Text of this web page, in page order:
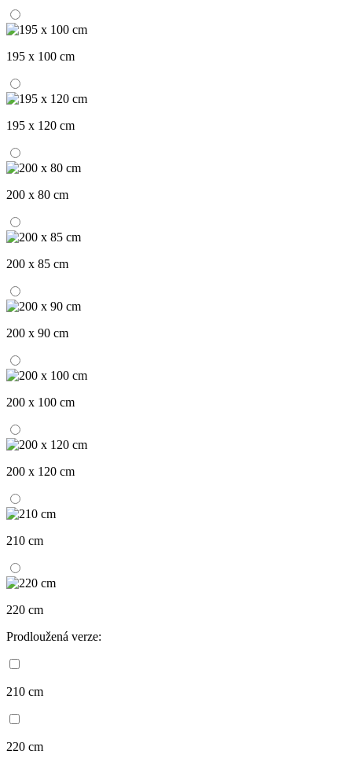
195 x 100 cm
195 x 120 cm
200 x 80 cm
200 x 85 cm
200 x 90 cm
200 x 100 cm
200 x 120 cm
210 cm
220 cm
Prodloužená verze:
210 cm
220 cm